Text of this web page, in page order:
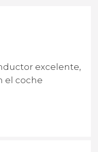
excelente,
el coche